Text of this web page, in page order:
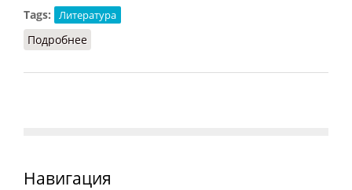
Tags:
Литература
Подробнее
Навигация